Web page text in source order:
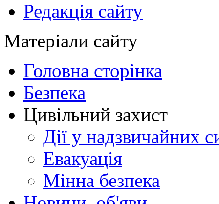
Редакція сайту
Матеріали сайту
Головна сторінка
Безпека
Цивільний захист
Дії у надзвичайних
Евакуація
Мінна безпека